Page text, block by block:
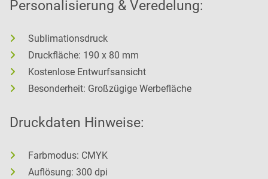
Personalisierung & Veredelung:
Sublimationsdruck
Druckfläche: 190 x 80 mm
Kostenlose Entwurfsansicht
Besonderheit: Großzügige Werbefläche
Druckdaten Hinweise:
Farbmodus: CMYK
Auflösung: 300 dpi